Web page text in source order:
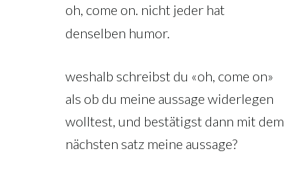
oh, come on. nicht jeder hat
denselben humor.
weshalb schreibst du «oh, come on»
als ob du meine aussage widerlegen
wolltest, und bestätigst dann mit dem
nächsten satz meine aussage?